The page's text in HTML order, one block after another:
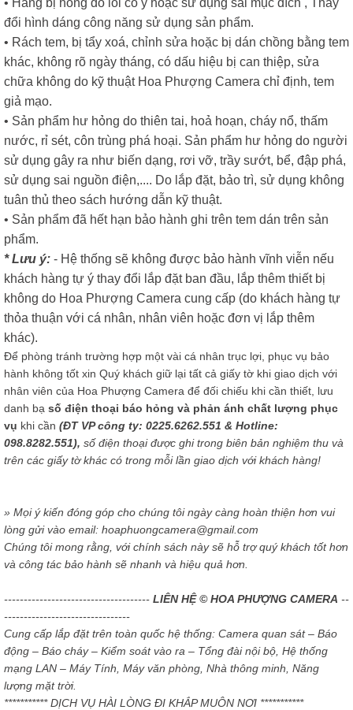
• Hàng bị hỏng do lỗi cố ý hoặc sử dụng sai mục đích , Thay
đổi hình dáng công năng sử dụng sản phẩm.
• Rách tem, bị tẩy xoá, chỉnh sửa hoặc bị dán chồng bằng tem
khác, không rõ ngày tháng, có dấu hiệu bị can thiệp, sửa
chữa không do kỹ thuật Hoa Phượng Camera chỉ định, tem
giả mạo.
• Sản phẩm hư hỏng do thiên tai, hoả hoạn, cháy nổ, thấm
nước, rỉ sét, côn trùng phá hoại. Sản phẩm hư hỏng do người
sử dụng gây ra như biến dạng, rơi vỡ, trầy sướt, bể, đập phá,
sử dụng sai nguồn điện,.... Do lắp đặt, bảo trì, sử dụng không
tuân thủ theo sách hướng dẫn kỹ thuật.
• Sản phẩm đã hết hạn bảo hành ghi trên tem dán trên sản
phẩm.
* Lưu ý: - Hệ thống sẽ không được bảo hành vĩnh viễn nếu
khách hàng tự ý thay đổi lắp đặt ban đầu, lắp thêm thiết bị
không do Hoa Phượng Camera cung cấp (do khách hàng tự
thỏa thuận với cá nhân, nhân viên hoặc đơn vị lắp thêm
khác).
Để phòng tránh trường hợp một vài cá nhân trục lợi, phục vụ bảo
hành không tốt xin Quý khách giữ lại tất cả giấy tờ khi giao dịch với
nhân viên của Hoa Phượng Camera để đối chiếu khi cần thiết, lưu
danh bạ số điện thoại báo hỏng và phản ánh chất lượng phục
vụ khi cần (ĐT VP công ty: 0225.6262.551 & Hotline:
098.8282.551), số điện thoại được ghi trong biên bản nghiệm thu và
trên các giấy tờ khác có trong mỗi lần giao dịch với khách hàng!
» Mọi ý kiến đóng góp cho chúng tôi ngày càng hoàn thiện hơn vui
lòng gửi vào email: hoaphuongcamera@gmail.com
Chúng tôi mong rằng, với chính sách này sẽ hỗ trợ quý khách tốt hơn
và công tác bảo hành sẽ nhanh và hiệu quả hơn.
------------------------------------- LIÊN HỆ © HOA PHƯỢNG CAMERA --
--------------------------------
Cung cấp lắp đặt trên toàn quốc hệ thống: Camera quan sát – Báo
động – Báo cháy – Kiểm soát vào ra – Tổng đài nội bộ, Hệ thống
mạng LAN – Máy Tính, Máy văn phòng, Nhà thông minh, Năng
lượng mặt trời.
*********** DỊCH VỤ HÀI LÒNG ĐI KHẮP MUÔN NƠI ***********